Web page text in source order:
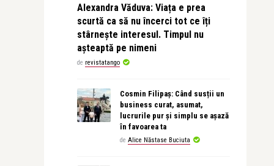
Alexandra Văduva: Viața e prea
scurtă ca să nu încerci tot ce îți
stârnește interesul. Timpul nu
așteaptă pe nimeni
de revistatango
Cosmin Filipaș: Când susții un
business curat, asumat,
lucrurile pur și simplu se așază
în favoarea ta
de Alice Năstase Buciuta